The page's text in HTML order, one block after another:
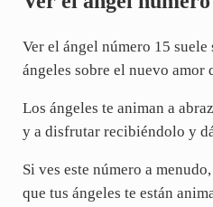
Ver el ángel número 15 suele
ángeles sobre el nuevo amor
Los ángeles te animan a
y a disfrutar recibiéndolo y
Si ves este número a
que tus ángeles te están